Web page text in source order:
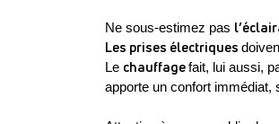
Ne sous-estimez pas
Les prises électriques
Le chauffage fait, lui aussi,
apporte un confort immédiat,